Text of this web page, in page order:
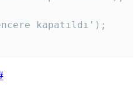
kapatıldı');